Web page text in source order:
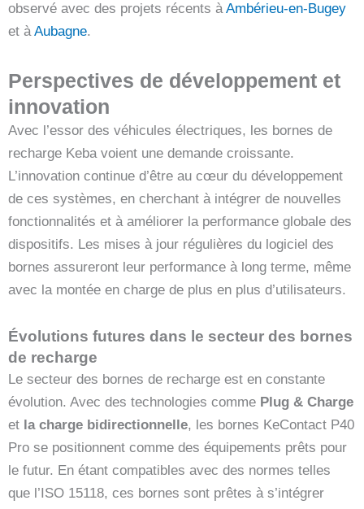
observé avec des projets récents àAmbérieu-en-Bugey
et àAubagne.
Perspectives de développement et
innovation
Avec l’essor des véhicules électriques, les bornes de
recharge Keba voient une demande croissante.
L’innovation continue d’être au cœur du développement
de ces systèmes, en cherchant à intégrer de nouvelles
fonctionnalités et à améliorer la performance globale des
dispositifs. Les mises à jour régulières du logiciel des
bornes assureront leur performance à long terme, même
avec la montée en charge de plus en plus d’utilisateurs.
Évolutions futures dans le secteur des bornes
de recharge
Le secteur des bornes de recharge est en constante
évolution. Avec des technologies comme Plug & Charge
et la charge bidirectionnelle, les bornes KeContact P40
Pro se positionnent comme des équipements prêts pour
le futur. En étant compatibles avec des normes telles
que l’ISO 15118, ces bornes sont prêtes à s’intégrer